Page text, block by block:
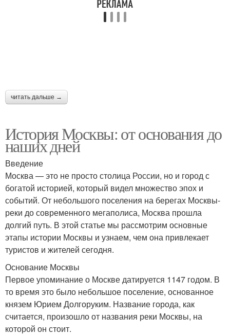
читать дальше →
История Москвы: от основания до
наших дней
Введение
Москва — это не просто столица России, но и город с
богатой историей, который видел множество эпох и
событий. От небольшого поселения на берегах Москвы-
реки до современного мегаполиса, Москва прошла
долгий путь. В этой статье мы рассмотрим основные
этапы истории Москвы и узнаем, чем она привлекает
туристов и жителей сегодня.
Основание Москвы
Первое упоминание о Москве датируется 1147 годом. В
то время это было небольшое поселение, основанное
князем Юрием Долгоруким. Название города, как
считается, произошло от названия реки Москвы, на
которой он стоит.